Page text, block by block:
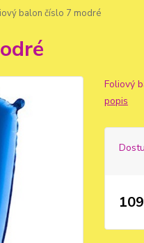
balon číslo 7 modré
Foliový
popis